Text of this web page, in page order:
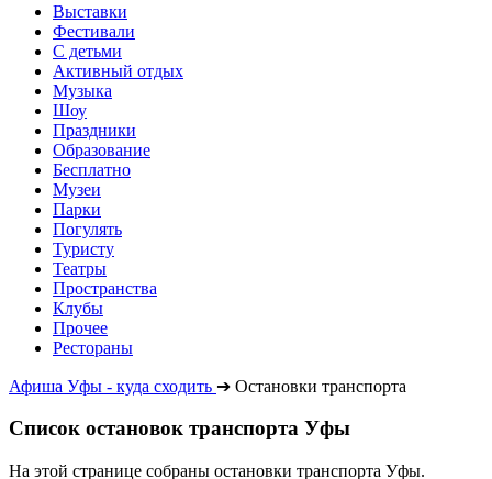
Выставки
Фестивали
С детьми
Активный отдых
Музыка
Шоу
Праздники
Образование
Бесплатно
Музеи
Парки
Погулять
Туристу
Театры
Пространства
Клубы
Прочее
Рестораны
Афиша Уфы - куда сходить ➔ Остановки транспорта
Список остановок транспорта Уфы
На этой странице собраны остановки транспорта Уфы.